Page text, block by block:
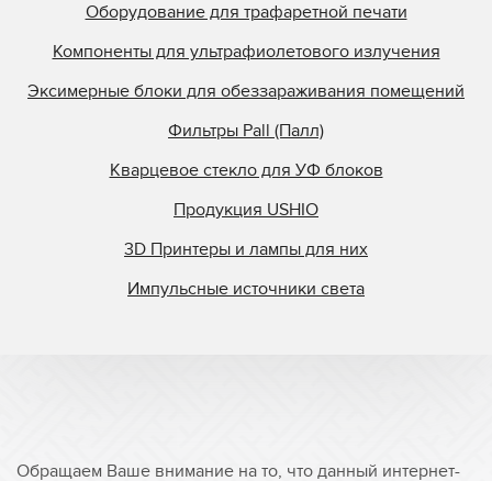
Оборудование для трафаретной печати
Компоненты для ультрафиолетового излучения
Эксимерные блоки для обеззараживания помещений
Фильтры Pall (Палл)
Кварцевое стекло для УФ блоков
Продукция USHIO
3D Принтеры и лампы для них
Импульсные источники света
Обращаем Ваше внимание на то, что данный интернет-